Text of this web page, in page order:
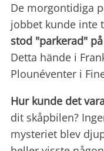
De morgontidiga
jobbet kunde inte
stod "parkerad"
Detta hände i
Plounéventer i
Hur kunde det
dit skåpbilen?
mysteriet blev